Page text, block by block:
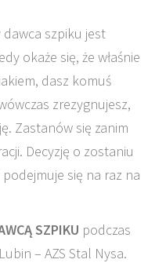
szpiku jest
okaże się, że właśnie
dasz komuś
zrezygnujesz,
Zastanów się zanim
Decyzję o zostaniu
się na raz na
SZPIKU podczas
– AZS Stal Nysa.